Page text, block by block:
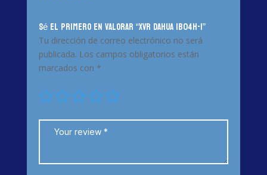
Sé el primero en valorar “XVR DAHUA 1B04H-I”
Tu dirección de correo electrónico no será
publicada. Los campos obligatorios están
marcados con *